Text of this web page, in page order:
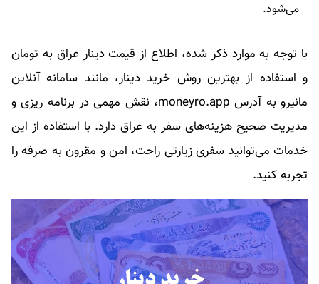
می‌شود.
با توجه به موارد ذکر شده، اطلاع از قیمت دینار عراق به تومان
و استفاده از بهترین روش خرید دینار، مانند سامانه آنلاین
مانیرو به آدرس moneyro.app، نقش مهمی در برنامه ریزی و
مدیریت صحیح هزینه‌های سفر به عراق دارد. با استفاده از این
خدمات می‌توانید سفری زیارتی راحت، امن و مقرون به صرفه را
تجربه کنید.